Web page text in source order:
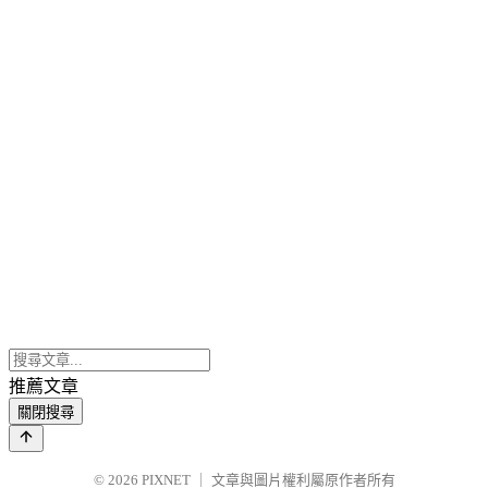
推薦文章
關閉搜尋
© 2026 PIXNET 文章與圖片權利屬原作者所有